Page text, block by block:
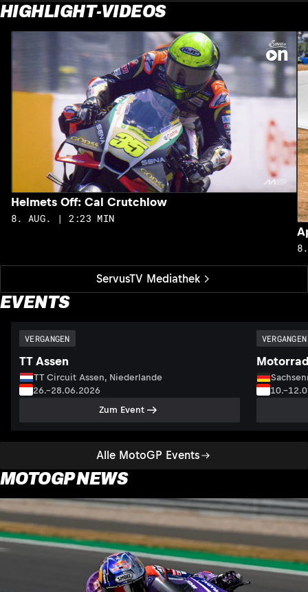
HIGHLIGHT-VIDEOS
ServusTV Mediathek
Helmets Off: Cal Crutchlow
8. AUG. | 2:23 MIN
EVENTS
Alle MotoGP Events
VERGANGEN
TT Assen
TT Circuit Assen, Niederlande
26.–28.06.2026
Zum Event
VERGANGEN
MOTOGP NEWS